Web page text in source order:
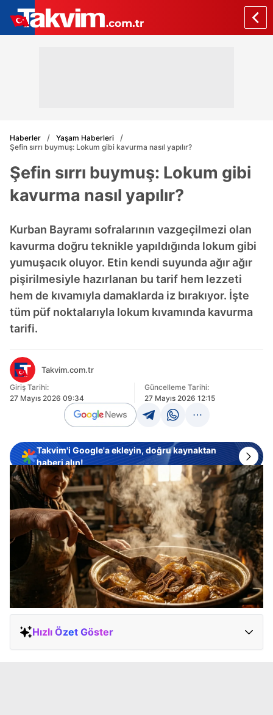
Haberler
Yaşam Haberleri
Şefin sırrı buymuş: Lokum gibi kavurma nasıl yapılır?
Şefin sırrı buymuş: Lokum gibi
kavurma nasıl yapılır?
Kurban Bayramı sofralarının vazgeçilmezi olan
kavurma doğru teknikle yapıldığında lokum gibi
yumuşacık oluyor. Etin kendi suyunda ağır ağır
pişirilmesiyle hazırlanan bu tarif hem lezzeti
hem de kıvamıyla damaklarda iz bırakıyor. İşte
tüm püf noktalarıyla lokum kıvamında kavurma
tarifi.
Takvim.com.tr
Giriş Tarihi:
27 Mayıs 2026 09:34
Güncelleme Tarihi:
27 Mayıs 2026 12:15
Takvim'i Google'a ekleyin, doğru kaynaktan
haberi alın!
Hızlı Özet Göster